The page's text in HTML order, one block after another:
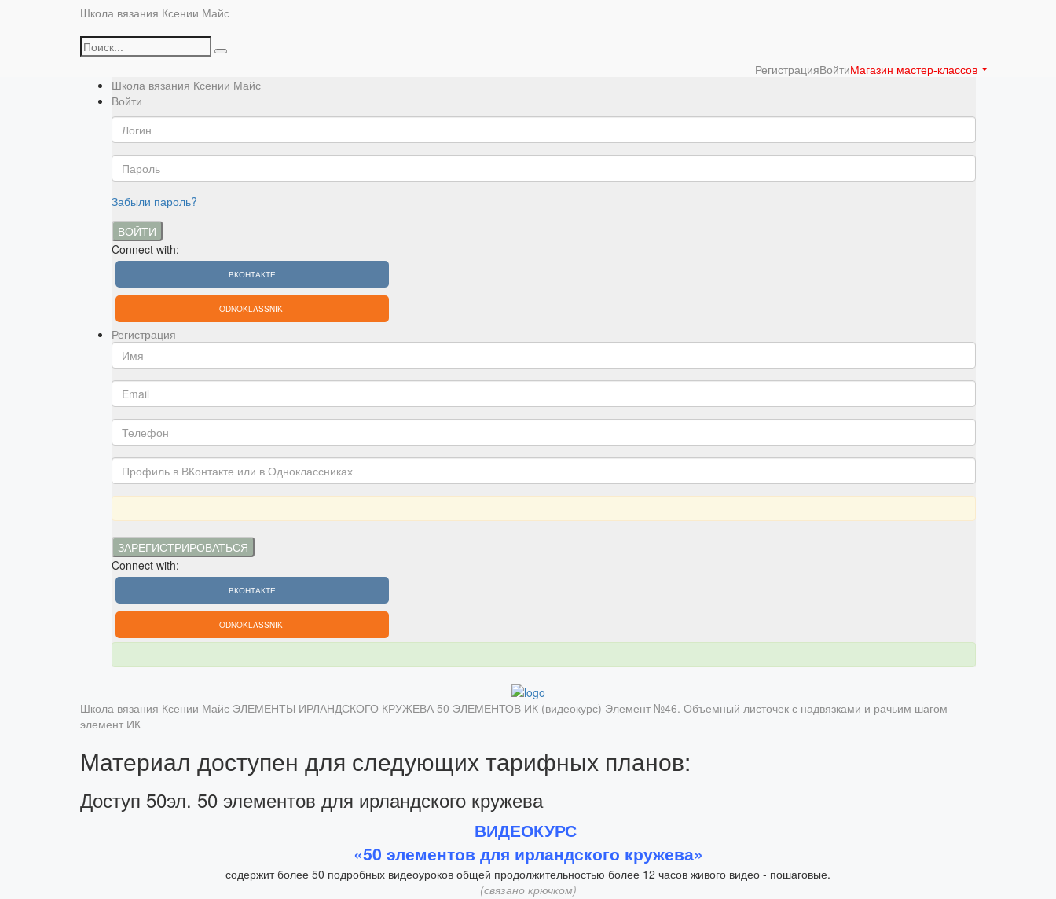
Школа вязания Ксении Майс
Магазин мастер-классов
Войти
Регистрация
Школа вязания Ксении Майс
Войти
Забыли пароль?
ВОЙТИ
Connect with:
ВКОНТАКТЕ
ODNOKLASSNIKI
Регистрация
Connect with:
ВКОНТАКТЕ
ODNOKLASSNIKI
Школа вязания Ксении Майс ЭЛЕМЕНТЫ ИРЛАНДСКОГО КРУЖЕВА 50 ЭЛЕМЕНТОВ ИК (видеокурс) Элемент №46. Объемный листочек с надвязками и рачьим шагом
элемент ИК
Материал доступен для следующих тарифных планов:
Доступ 50эл. 50 элементов для ирландского кружева
ВИДЕОКУРС
«50 элементов для ирландского кружева»
содержит более 50 подробных видеоуроков общей продолжительностью более 12 часов живого видео - пошаговые.
(связано крючком)